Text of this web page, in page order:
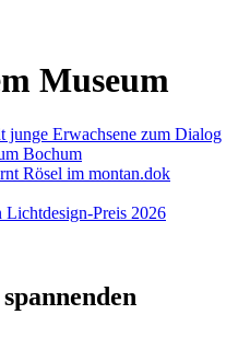
Museum
junge Erwachsene zum Dialog
Bochum
Rösel im montan.dok
Preis 2026